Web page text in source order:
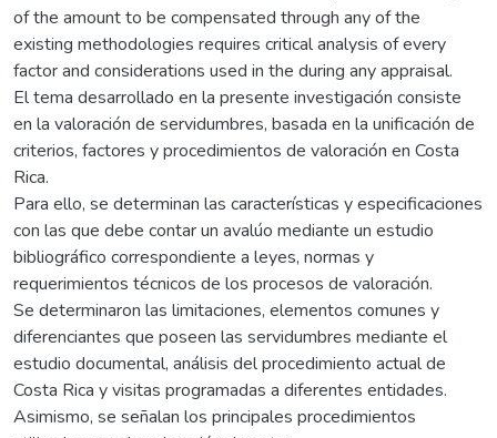
of the amount to be compensated through any of the
existing methodologies requires critical analysis of every
factor and considerations used in the during any appraisal.
El tema desarrollado en la presente investigación consiste
en la valoración de servidumbres, basada en la unificación de
criterios, factores y procedimientos de valoración en Costa
Rica.
Para ello, se determinan las características y especificaciones
con las que debe contar un avalúo mediante un estudio
bibliográfico correspondiente a leyes, normas y
requerimientos técnicos de los procesos de valoración.
Se determinaron las limitaciones, elementos comunes y
diferenciantes que poseen las servidumbres mediante el
estudio documental, análisis del procedimiento actual de
Costa Rica y visitas programadas a diferentes entidades.
Asimismo, se señalan los principales procedimientos